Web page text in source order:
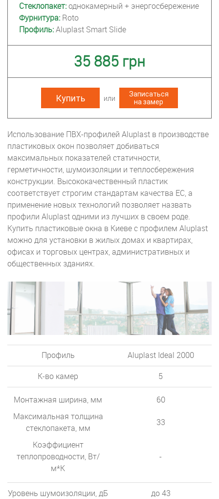
Стеклопакет:однокамерный + энергосбережение
Фурнитура: Roto
Профиль:Aluplast Smart Slide
35 885 грн
Купить
Записаться
на замер
Использование ПВХ-профилей Aluplast в производстве
пластиковых окон позволяет добиваться
максимальных показателей статичности,
герметичности, шумоизоляции и теплосбережения
конструкции. Высококачественный пластик
соответствует строгим стандартам качества ЕС, а
применение новых технологий позволяет назвать
профили Aluplast одними из лучших в своем роде.
Купить пластиковые окна в Киеве с профилем Aluplast
можно для установки в жилых домах и квартирах,
офисах и торговых центрах, административных и
общественных зданиях.
Профиль
Aluplast Ideal 2000
К-во камер
5
Монтажная ширина, мм
60
Максимальная толщина
стеклопакета, мм
33
Коэффициент
теплопроводности, Вт/
м*К
-
Уровень шумоизоляции, дБ до 43